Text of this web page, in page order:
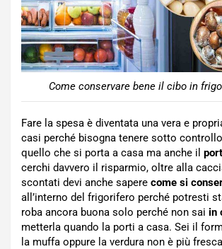
Come conservare bene il cibo in
Fare la spesa è diventata una vera e
casi perché bisogna tenere sotto
quello che si porta a casa ma anche il
cerchi davvero il risparmio, oltre alla
scontati devi anche sapere come si
all’interno del frigorifero perché potresti
roba ancora buona solo perché non sai in
metterla quando la porti a casa. Sei il
la muffa oppure la verdura non è più